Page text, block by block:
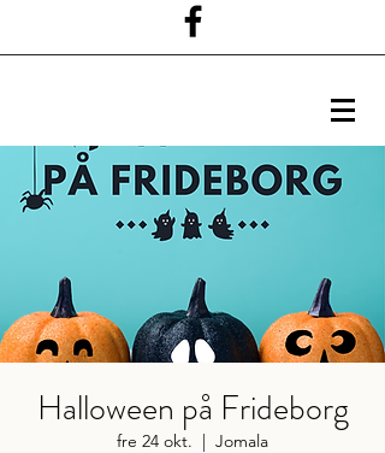
Halloween på Frideborg
fre 24 okt.
  |
Jomala